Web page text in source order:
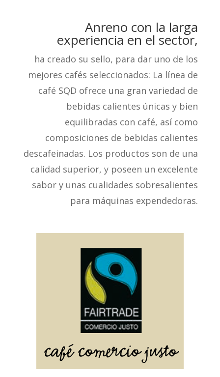
Anreno con la larga
experiencia en el sector,
ha creado su sello, para dar uno de los
mejores cafés seleccionados: La línea de
café SQD ofrece una gran variedad de
bebidas calientes únicas y bien
equilibradas con café, así como
composiciones de bebidas calientes
descafeinadas. Los productos son de una
calidad superior, y poseen un excelente
sabor y unas cualidades sobresalientes
para máquinas expendedoras.